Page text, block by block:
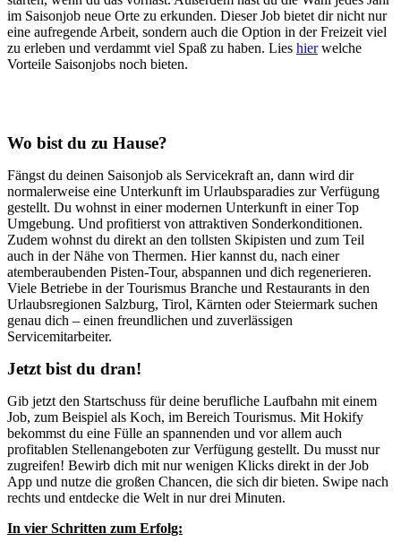
im Saisonjob neue Orte zu erkunden. Dieser Job bietet dir nicht nur
eine aufregende Arbeit, sondern auch die Option in der Freizeit viel
zu erleben und verdammt viel Spaß zu haben. Lies hierwelche
Vorteile Saisonjobs noch bieten.
Wo bist du zu Hause?
Fängst du deinen Saisonjob als Servicekraft an, dann wird dir
normalerweise eine Unterkunft im Urlaubsparadies zur Verfügung
gestellt. Du wohnst in einer modernen Unterkunft in einer Top
Umgebung. Und profitierst von attraktiven Sonderkonditionen.
Zudem wohnst du direkt an den tollsten Skipisten und zum Teil
auch in der Nähe von Thermen. Hier kannst du, nach einer
atemberaubenden Pisten-Tour, abspannen und dich regenerieren.
Viele Betriebe in der Tourismus Branche und Restaurants in den
Urlaubsregionen Salzburg, Tirol, Kärnten oder Steiermark suchen
genau dich – einen freundlichen und zuverlässigen
Servicemitarbeiter.
Jetzt bist du dran!
Gib jetzt den Startschuss für deine berufliche Laufbahn mit einem
Job, zum Beispiel als Koch, im Bereich Tourismus. Mit Hokify
bekommst du eine Fülle an spannenden und vor allem auch
profitablen Stellenangeboten zur Verfügung gestellt. Du musst nur
zugreifen! Bewirb dich mit nur wenigen Klicks direkt in der Job
App und nutze die großen Chancen, die sich dir bieten. Swipe nach
rechts und entdecke die Welt in nur drei Minuten.
In vier Schritten zum Erfolg: